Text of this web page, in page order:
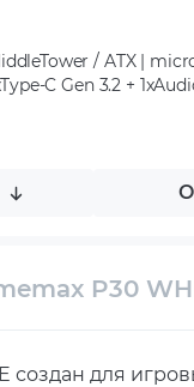
/ ATX |
C Gen 3.2 +
P30
создан для